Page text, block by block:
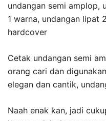
undangan semi amplop,
1 warna, undangan lipat
hardcover
Cetak undangan semi
orang cari dan
elegan dan cantik,
Naah enak kan, jadi